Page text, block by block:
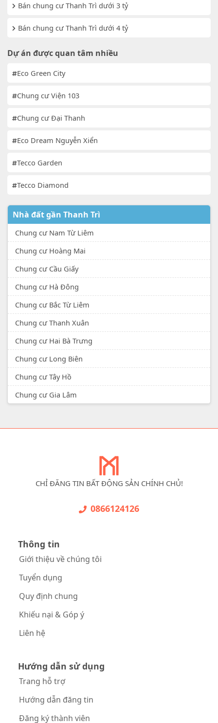
Bán chung cư Thanh Trì dưới 3 tỷ
Bán chung cư Thanh Trì dưới 4 tỷ
Dự án được quan tâm nhiều
Eco Green City
Chung cư Viện 103
Chung cư Đại Thanh
Eco Dream Nguyễn Xiển
Tecco Garden
Tecco Diamond
Nhà đất gần Thanh Trì
Chung cư Nam Từ Liêm
Chung cư Hoàng Mai
Chung cư Cầu Giấy
Chung cư Hà Đông
Chung cư Bắc Từ Liêm
Chung cư Thanh Xuân
Chung cư Hai Bà Trưng
Chung cư Long Biên
Chung cư Tây Hồ
Chung cư Gia Lâm
CHỈ ĐĂNG TIN BẤT ĐỘNG SẢN CHÍNH CHỦ!
0866124126
Thông tin
Giới thiệu về chúng tôi
Tuyển dụng
Quy định chung
Khiếu nại & Góp ý
Liên hệ
Hướng dẫn sử dụng
Trang hỗ trợ
Hướng dẫn đăng tin
Đăng ký thành viên